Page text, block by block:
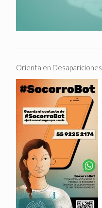
Orienta en Desapariciones